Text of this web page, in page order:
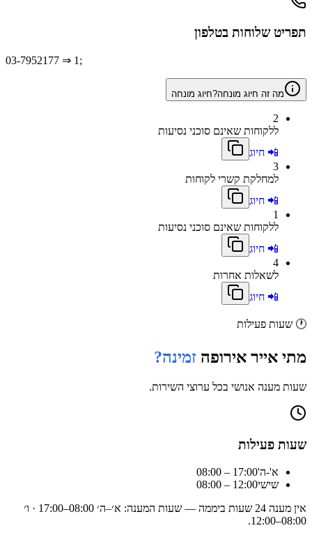
תפריט שלוחות בטלפון
03-7952177 ⇒ 1;
מה זה חיוג מונחה?חיוג מונחה
2
ללקוחות שאינם סוכני נסיעות
📲 חיוג
3
למחלקת קשרי לקוחות
📲 חיוג
1
ללקוחות שאינם סוכני נסיעות
📲 חיוג
4
לשאלות אחרות
📲 חיוג
🕐 שעות פעילות
מתי אייר אירופה זמינה?
שעות מענה אנושי בכל ערוצי השירות.
שעות פעילות
א'-ה'08:00 – 17:00
שישי08:00 – 12:00
אין מענה 24 שעות ביממה — שעות המענה:
א׳–ה׳ 08:00–17:00 · ו׳
08:00–12:00
.